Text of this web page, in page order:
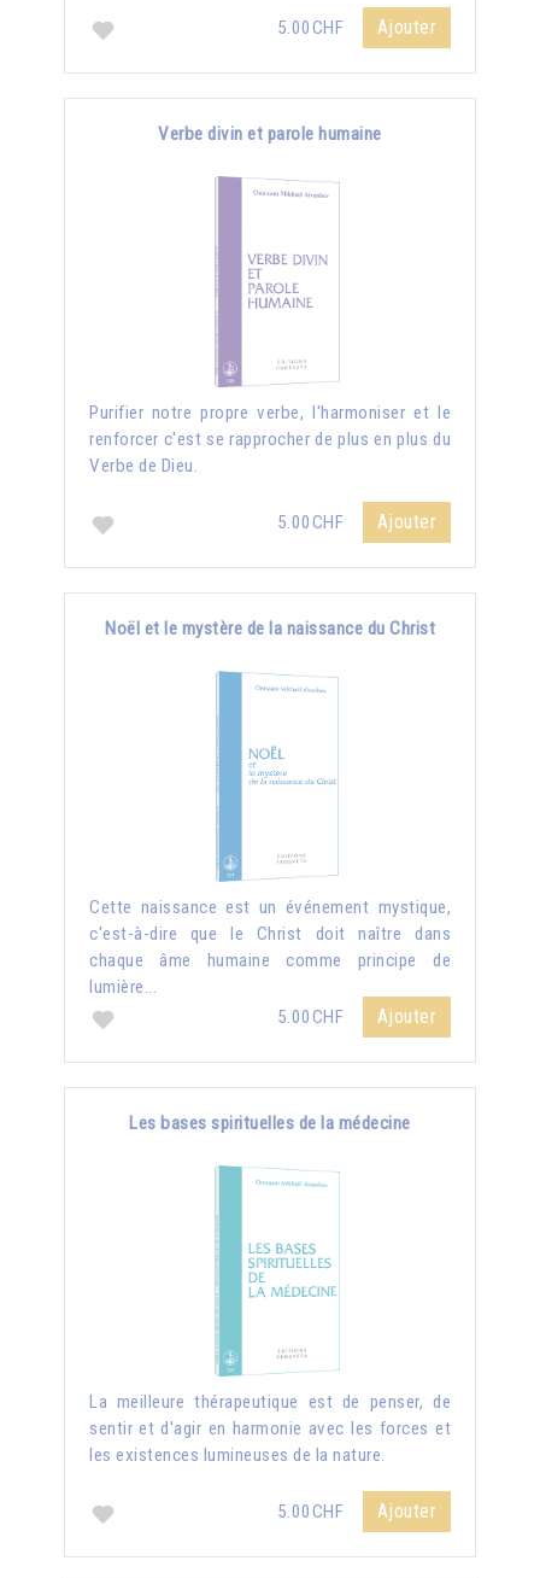
5.00CHF Ajouter
Verbe divin et parole humaine
Purifier notre propre verbe, l'harmoniser et le
renforcer c'est se rapprocher de plus en plus du
Verbe de Dieu.
5.00CHF Ajouter
Noël et le mystère de la naissance du Christ
Cette naissance est un événement mystique,
c'est-à-dire que le Christ doit naître dans
chaque âme humaine comme principe de
lumière...
5.00CHF
Ajouter
Les bases spirituelles de la médecine
La meilleure thérapeutique est de penser, de
sentir et d'agir en harmonie avec les forces et
les existences lumineuses de la nature.
5.00CHF Ajouter